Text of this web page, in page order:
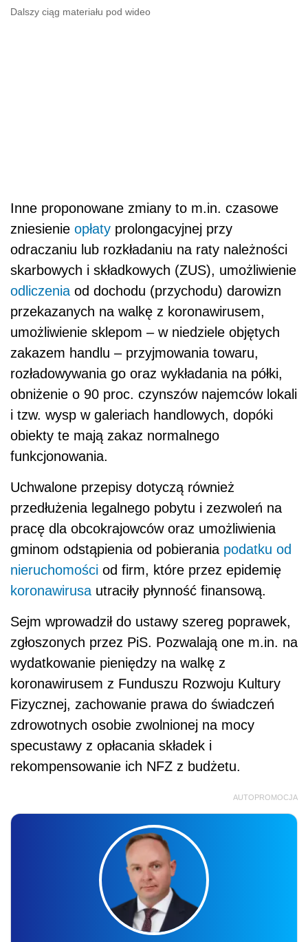
Dalszy ciąg materiału pod wideo
Inne proponowane zmiany to m.in. czasowe
zniesienie opłaty prolongacyjnej przy
odraczaniu lub rozkładaniu na raty należności
skarbowych i składkowych (ZUS), umożliwienie
odliczenia od dochodu (przychodu) darowizn
przekazanych na walkę z koronawirusem,
umożliwienie sklepom – w niedziele objętych
zakazem handlu – przyjmowania towaru,
rozładowywania go oraz wykładania na półki,
obniżenie o 90 proc. czynszów najemców lokali
i tzw. wysp w galeriach handlowych, dopóki
obiekty te mają zakaz normalnego
funkcjonowania.
Uchwalone przepisy dotyczą również
przedłużenia legalnego pobytu i zezwoleń na
pracę dla obcokrajowców oraz umożliwienia
gminom odstąpienia od pobierania podatku od
nieruchomości od firm, które przez epidemię
koronawirusa utraciły płynność finansową.
Sejm wprowadził do ustawy szereg poprawek,
zgłoszonych przez PiS. Pozwalają one m.in. na
wydatkowanie pieniędzy na walkę z
koronawirusem z Funduszu Rozwoju Kultury
Fizycznej, zachowanie prawa do świadczeń
zdrowotnych osobie zwolnionej na mocy
specustawy z opłacania składek i
rekompensowanie ich NFZ z budżetu.
AUTOPROMOCJA